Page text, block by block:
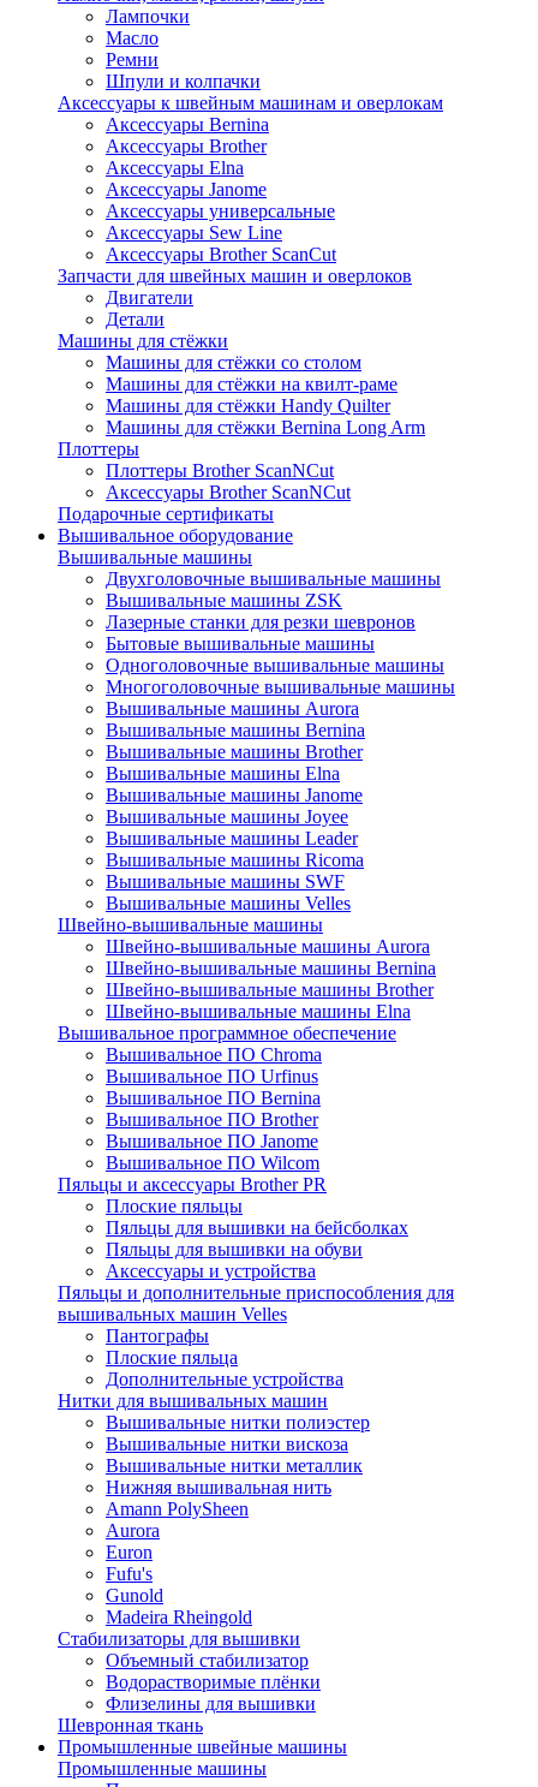
Лампочки
Масло
Ремни
Шпули и колпачки
Аксессуары к швейным машинам и оверлокам
Аксессуары Bernina
Аксессуары Brother
Аксессуары Elna
Аксессуары Janome
Аксессуары универсальные
Аксессуары Sew Line
Аксессуары Brother ScanCut
Запчасти для швейных машин и оверлоков
Двигатели
Детали
Машины для стёжки
Машины для стёжки со столом
Машины для стёжки на квилт-раме
Машины для стёжки Handy Quilter
Машины для стёжки Bernina Long Arm
Плоттеры
Плоттеры Brother ScanNCut
Аксессуары Brother ScanNCut
Подарочные сертификаты
Вышивальное оборудование
Вышивальные машины
Двухголовочные вышивальные машины
Вышивальные машины ZSK
Лазерные станки для резки шевронов
Бытовые вышивальные машины
Одноголовочные вышивальные машины
Многоголовочные вышивальные машины
Вышивальные машины Aurora
Вышивальные машины Bernina
Вышивальные машины Brother
Вышивальные машины Elna
Вышивальные машины Janome
Вышивальные машины Joyee
Вышивальные машины Leader
Вышивальные машины Ricoma
Вышивальные машины SWF
Вышивальные машины Velles
Швейно-вышивальные машины
Швейно-вышивальные машины Aurora
Швейно-вышивальные машины Bernina
Швейно-вышивальные машины Brother
Швейно-вышивальные машины Elna
Вышивальное программное обеспечение
Вышивальное ПО Chroma
Вышивальное ПО Urfinus
Вышивальное ПО Bernina
Вышивальное ПО Brother
Вышивальное ПО Janome
Вышивальное ПО Wilcom
Пяльцы и аксессуары Brother PR
Плоские пяльцы
Пяльцы для вышивки на бейсболках
Пяльцы для вышивки на обуви
Аксессуары и устройства
Пяльцы и дополнительные приспособления для
вышивальных машин Velles
Пантографы
Плоские пяльца
Дополнительные устройства
Нитки для вышивальных машин
Вышивальные нитки полиэстер
Вышивальные нитки вискоза
Вышивальные нитки металлик
Нижняя вышивальная нить
Amann PolySheen
Aurora
Euron
Fufu's
Gunold
Madeira Rheingold
Стабилизаторы для вышивки
Объемный стабилизатор
Водорастворимые плёнки
Флизелины для вышивки
Шевронная ткань
Промышленные швейные машины
Промышленные машины